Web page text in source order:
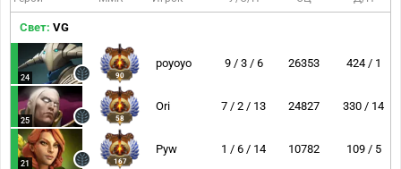
Свет: VG
24 90
poyoyo 9 / 3 / 6 26353 424 / 1
25 58
Ori 7 / 2 / 13 24827 330 / 14
21 167
Pyw 1 / 6 / 14 10782 109 / 5